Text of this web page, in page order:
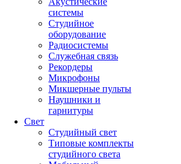
системы
Студийное
оборудование
Радиосистемы
Служебная связь
Рекордеры
Микрофоны
Микшерные пульты
Наушники и
гарнитуры
Свет
Студийный свет
Типовые комплекты
студийного света